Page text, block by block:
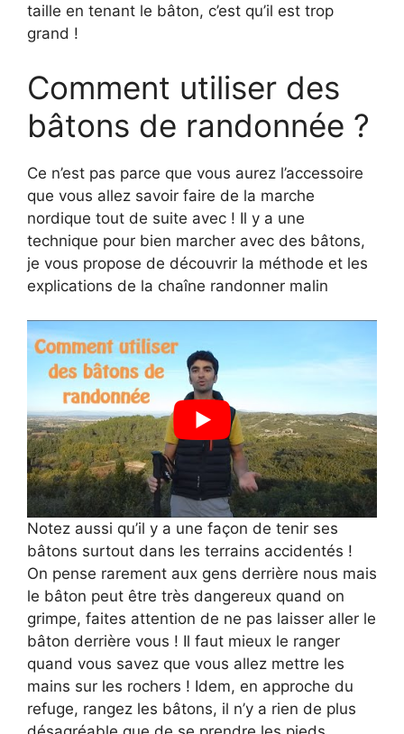
taille en tenant le bâton, c’est qu’il est trop
grand !
Comment utiliser des
bâtons de randonnée ?
Ce n’est pas parce que vous aurez l’accessoire
que vous allez savoir faire de la marche
nordique tout de suite avec ! Il y a une
technique pour bien marcher avec des bâtons,
je vous propose de découvrir la méthode et les
explications de la chaîne randonner malin
Notez aussi qu’il y a une façon de tenir ses
bâtons surtout dans les terrains accidentés !
On pense rarement aux gens derrière nous mais
le bâton peut être très dangereux quand on
grimpe, faites attention de ne pas laisser aller le
bâton derrière vous ! Il faut mieux le ranger
quand vous savez que vous allez mettre les
mains sur les rochers ! Idem, en approche du
refuge, rangez les bâtons, il n’y a rien de plus